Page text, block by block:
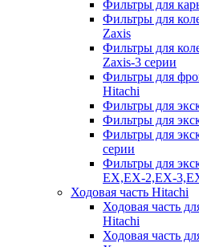
Фильтры для
Фильтры для
Zaxis
Фильтры для
Zaxis-3 серии
Фильтры для
Hitachi
Фильтры для
Фильтры для
Фильтры для
серии
Фильтры для
EX,EX-2,EX-
Ходовая часть Hitachi
Ходовая часть
Hitachi
Ходовая часть